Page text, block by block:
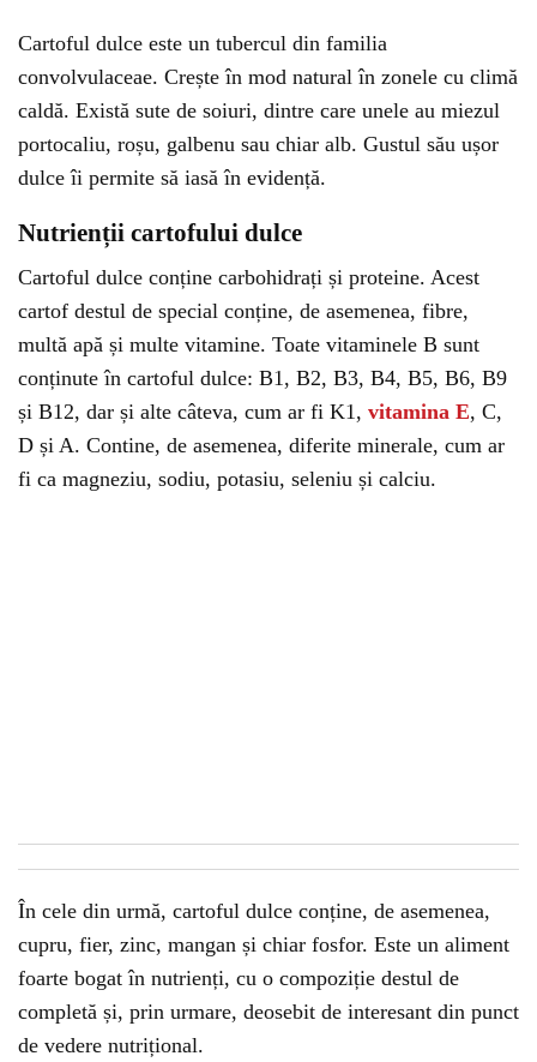
Cartoful dulce este un tubercul din familia
convolvulaceae. Crește în mod natural în zonele cu climă
caldă. Există sute de soiuri, dintre care unele au miezul
portocaliu, roșu, galbenu sau chiar alb. Gustul său ușor
dulce îi permite să iasă în evidență.
Nutrienții cartofului dulce
Cartoful dulce conține carbohidrați și proteine. Acest
cartof destul de special conține, de asemenea, fibre,
multă apă și multe vitamine. Toate vitaminele B sunt
conținute în cartoful dulce: B1, B2, B3, B4, B5, B6, B9
și B12, dar și alte câteva, cum ar fi K1, vitamina E, C,
D și A. Contine, de asemenea, diferite minerale, cum ar
fi ca magneziu, sodiu, potasiu, seleniu și calciu.
În cele din urmă, cartoful dulce conține, de asemenea,
cupru, fier, zinc, mangan și chiar fosfor. Este un aliment
foarte bogat în nutrienți, cu o compoziție destul de
completă și, prin urmare, deosebit de interesant din punct
de vedere nutrițional.